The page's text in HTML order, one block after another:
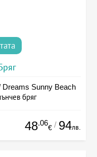
Dreams Sunny Beach
бряг
48.06
€ / 94лв.